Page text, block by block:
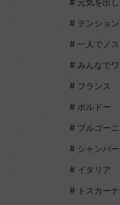
テンショ
一人でノ
みんなで
フランス
ボルドー
ブルゴーニ
シャンパー
イタリア
トスカーナ